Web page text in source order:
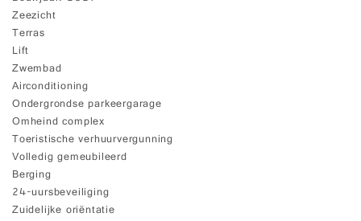
Zeezicht
Terras
Lift
Zwembad
Airconditioning
Ondergrondse parkeergarage
Omheind complex
Toeristische verhuurvergunning
Volledig gemeubileerd
Berging
24-uursbeveiliging
Zuidelijke oriëntatie